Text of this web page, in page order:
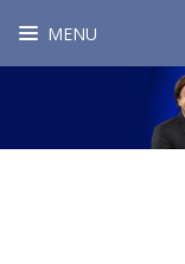
MENU